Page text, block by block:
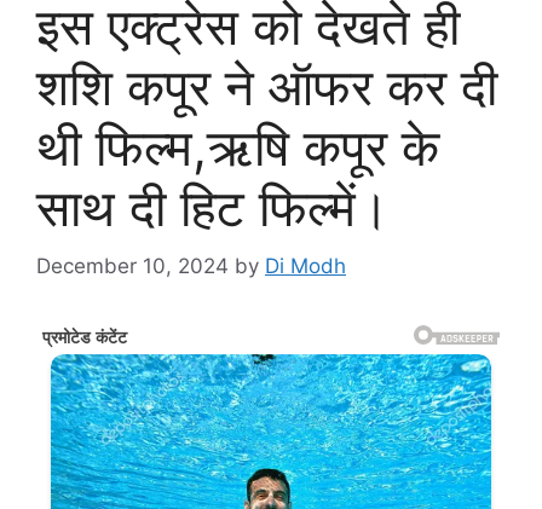
इस एक्ट्रेस को देखते ही
शशि कपूर ने ऑफर कर दी
थी फिल्म,ऋषि कपूर के
साथ दी हिट फिल्में।
December 10, 2024 by Di Modh